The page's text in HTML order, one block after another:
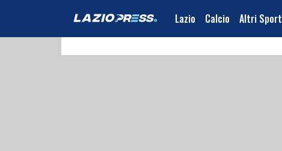
Lazio Calcio Altri Sport